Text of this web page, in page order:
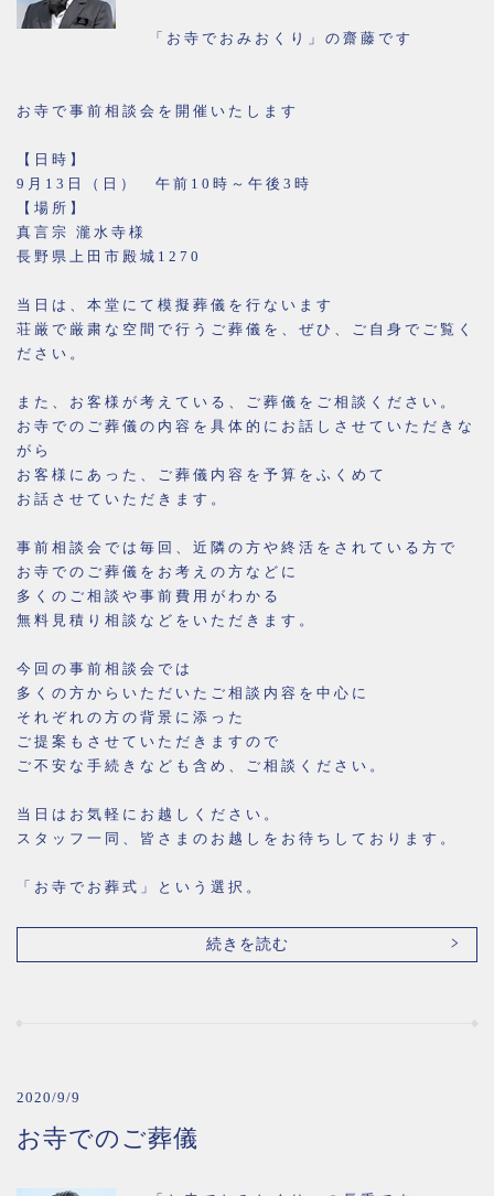
「お寺でおみおくり」の齋藤です
お寺で事前相談会を開催いたします
【日時】
9月13日（日） 午前10時～午後3時
【場所】
真言宗 瀧水寺様
長野県上田市殿城1270
当日は、本堂にて模擬葬儀を行ないます
荘厳で厳粛な空間で行うご葬儀を、ぜひ、ご自身でご覧く
ださい。
また、お客様が考えている、ご葬儀をご相談ください。
お寺でのご葬儀の内容を具体的にお話しさせていただきな
がら
お客様にあった、ご葬儀内容を予算をふくめて
お話させていただきます。
事前相談会では毎回、近隣の方や終活をされている方で
お寺でのご葬儀をお考えの方などに
多くのご相談や事前費用がわかる
無料見積り相談などをいただきます。
今回の事前相談会では
多くの方からいただいたご相談内容を中心に
それぞれの方の背景に添った
ご提案もさせていただきますので
ご不安な手続きなども含め、ご相談ください。
当日はお気軽にお越しください。
スタッフ一同、皆さまのお越しをお待ちしております。
「お寺でお葬式」という選択。
続きを読む
2020/9/9
お寺でのご葬儀